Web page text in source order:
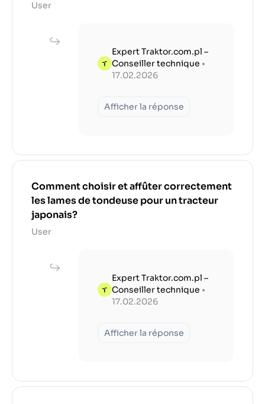
User
Expert Traktor.com.pl –
Conseiller technique •
17.02.2026
Afficher la réponse
Comment choisir et affûter correctement
les lames de tondeuse pour un tracteur
japonais?
User
Expert Traktor.com.pl –
Conseiller technique •
17.02.2026
Afficher la réponse